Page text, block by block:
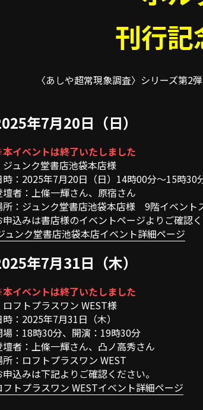
刊行記
〈あしや超常現象調査〉シリーズ第2
年7月20日（日）
イベントは終了いたしました
ジュンク堂書店池袋本店様
時：2025年7月20日（日）14時00分～15時30
壇者：上條一輝さん、原宿さん
所：ジュンク堂書店池袋本店様　9階イベント
申込みは書店様のイベントページよりご確認く
ュンク堂書店池袋本店イベント詳細ページ
年7月31日（木）
イベントは終了いたしました
ロフトプラスワン WEST様
時：2025年7月31日（木）
場：18時30分、開演：19時30分
壇者：上條一輝さん、凸ノ高秀さん
所：ロフトプラスワン WEST
申込みは下記よりご確認ください。
フトプラスワン WESTイベント詳細ページ